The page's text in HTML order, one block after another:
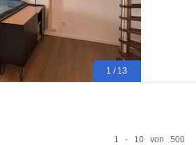
1 / 13
1 - 10 von 500